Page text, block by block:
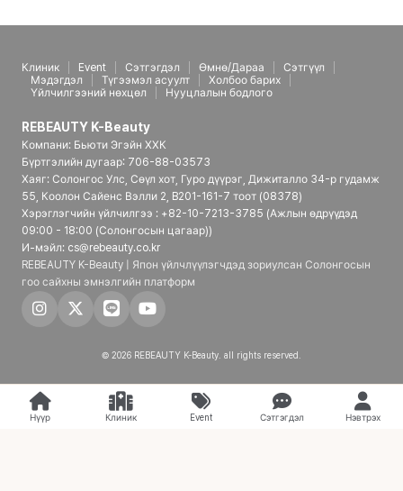
Клиник Event Сэтгэгдэл Өмнө/Дараа
Сэтгүүл
Мэдэгдэл
Түгээмэл асуулт
Холбоо барих
Үйлчилгээний нөхцөл
Нууцлалын бодлого
REBEAUTY K-Beauty
Компани: Бьюти Эгэйн ХХК
Бүртгэлийн дугаар: 706-88-03573
Хаяг: Солонгос Улс, Сөүл хот, Гуро дүүрэг, Дижиталло 34-р гудамж
55, Коолон Сайенс Вэлли 2, B201-161-7 тоот (08378)
Хэрэглэгчийн үйлчилгээ : +82-10-7213-3785 (Ажлын өдрүүдэд
09:00 - 18:00 (Солонгосын цагаар))
И-мэйл: cs@rebeauty.co.kr
REBEAUTY K-Beauty | Япон үйлчлүүлэгчдэд зориулсан Солонгосын
гоо сайхны эмнэлгийн платформ
© 2026 REBEAUTY K-Beauty. all rights reserved.
Нүүр Клиник Event Сэтгэгдэл Нэвтрэх